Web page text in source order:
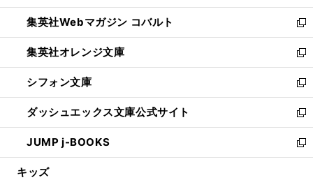
開
く
ウ
で
開
く
ン
ド
ウ
で
開
く
ウ
ィ
ン
ド
ウ
で
開
く
集英社Webマガジン コバルト
新
し
い
ウ
ィ
ン
ド
ウ
で
開
集英社オレンジ文庫
新
し
い
ウ
ィ
ン
ド
ウ
シフォン文庫
新
し
い
ウ
ィ
ン
ダッシュエックス文庫公式サイト
新
し
い
ウ
JUMP j-BOOKS
新
し
キッズ